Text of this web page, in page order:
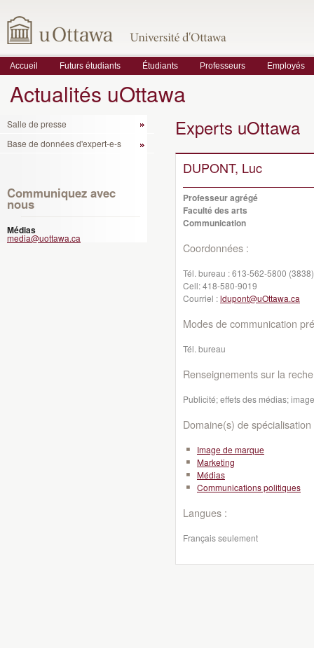
Accueil Futurs étudiants Étudiants Professeurs Employés
Actualités uOttawa
Salle de presse
Base de données d'expert-e-s
Communiquez avec
nous
Médias
media@uottawa.ca
Experts uOttawa
DUPONT, Luc
Professeur agrégé
Faculté des arts
Communication
Coordonnées :
Tél. bureau :613-562-5800 (3838)
Cell:418-580-9019
Courriel :ldupont@uOttawa.ca
Modes de communication
Tél. bureau
Renseignements sur la
Publicité; effets des médias;
Domaine(s) de spécialisation
Image de marque
Marketing
Médias
Communications politiques
Langues :
Français seulement